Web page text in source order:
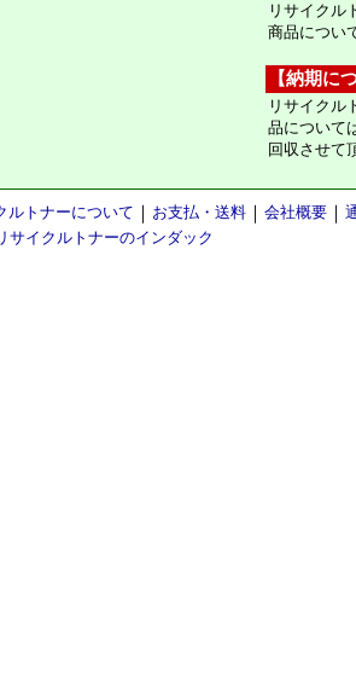
リサイクル
商品につい
【納期に
リサイクル
品について
回収させて
ルトナーについて お支払・送料 会社概要
サイクルトナーのインダック